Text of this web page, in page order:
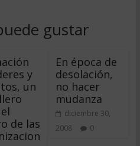
gustar
y
un
de las
En época de
desolación,
no hacer
mudanza
diciembre 30,
2008
0